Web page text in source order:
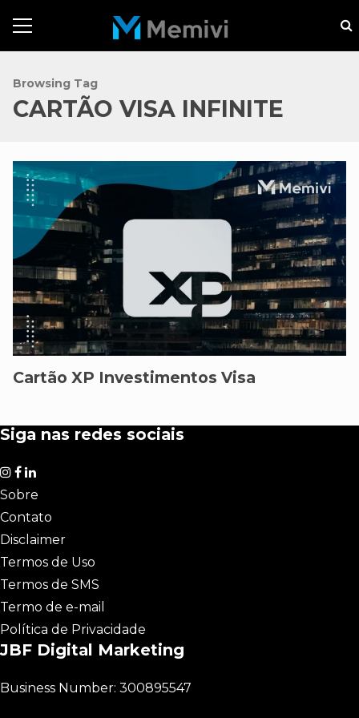
Browsing Tag
CARTÃO VISA INFINITE
Cartão XP Investimentos Visa
Siga nas redes sociais
Sobre
Contato
Disclaimer
Termos de Uso
Termos de SMS
Termo de e-mail
Política de Privacidade
JBF Digital Marketing
Business Number: 300895547